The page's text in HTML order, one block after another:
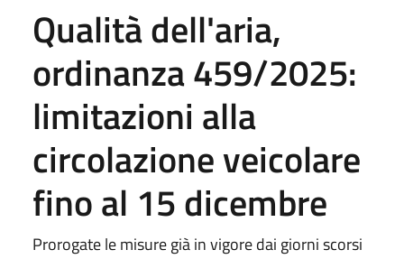
Qualità dell'aria,
ordinanza 459/2025:
limitazioni alla
circolazione veicolare
fino al 15 dicembre
Prorogate le misure già in vigore dai giorni scorsi